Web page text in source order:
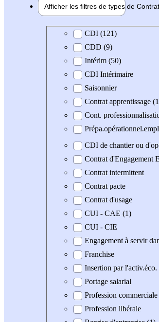
Afficher les filtres de types de Contrat
Type de contratCDI (121)
CDD (9)
Intérim (50)
CDI Intérimaire
Saisonnier
Contrat apprentissage
Cont.
CDI de chantier ou
Contrat d'Engagement
Contrat intermittent
Contrat pacte
Contrat d'usage
CUI - CAE (1)
CUI - CIE
Engagement à servir
Franchise
Insertion par l'activ.éco.
Portage salarial
Profession
Profession libérale